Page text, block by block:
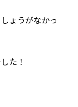
ょうがなかっ
た！